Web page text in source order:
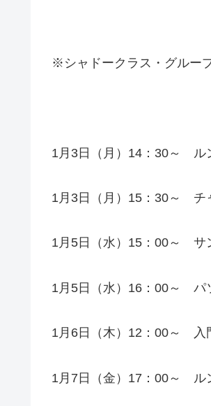
※シャドークラス・グルー
1月3日（月）14：30～ ル
1月3日（月）15：30～ チ
1月5日（水）15：00～ サ
1月5日（水）16：00～ パ
1月6日（木）12：00～ 入
1月7日（金）17：00～ ル